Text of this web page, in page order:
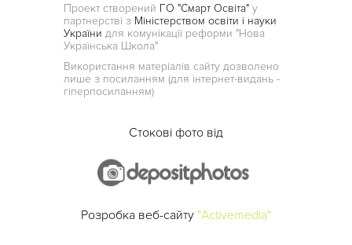
Проект створений ГО "Смарт Освіта" у
партнерстві з Міністерством освіти і науки
України для комунікації реформи "Нова
Українська Школа"
Використання матеріалів сайту дозволено
лише з посиланням (для інтернет-видань -
гіперпосиланням)
Стокові фото від
Розробка веб-сайту "Activemedia"